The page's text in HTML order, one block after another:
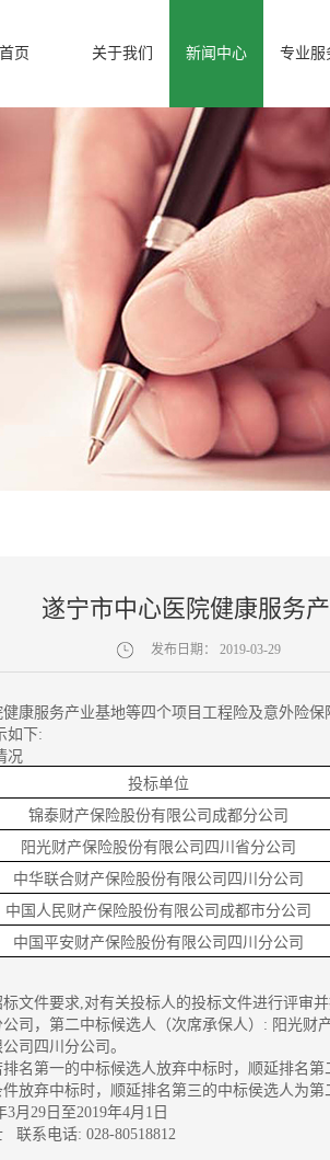
首页 关于我们 新闻中心 专业服
遂宁市中心医院健康服务
发布日期： 2019-03-29
康服务产业基地等四个项目工程险及意外险保
如下:
况
投标单位
锦泰财产保险股份有限公司成都分公司
阳光财产保险股份有限公司四川省分公司
中华联合财产保险股份有限公司四川分公司
中国人民财产保险股份有限公司成都市分公司
中国平安财产保险股份有限公司四川分公司
文件要求,对有关投标人的投标文件进行评审
司，第二中标候选人（次席承保人）: 阳光
司四川分公司。
名第一的中标候选人放弃中标时，顺延排名
放弃中标时，顺延排名第三的中标侯选人为第
3月29日至2019年4月1日
联系电话: 028-80518812